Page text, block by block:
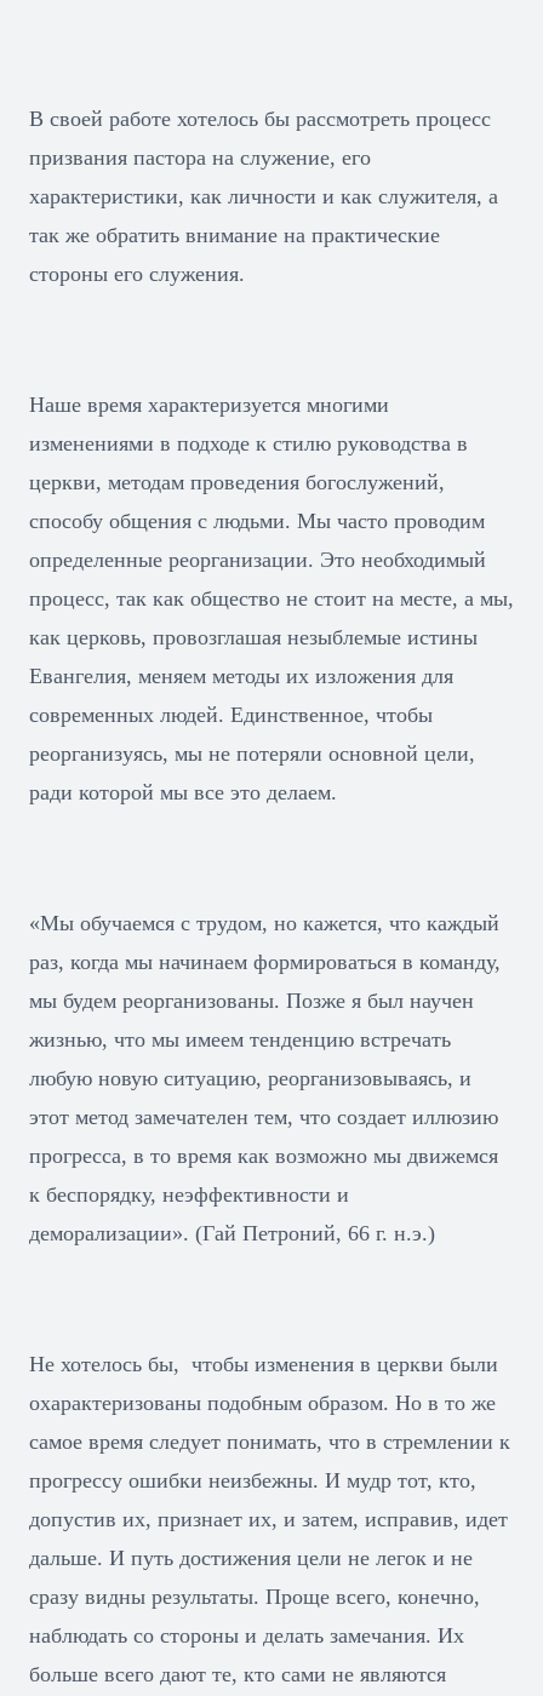
В своей работе хотелось бы рассмотреть процесс
призвания пастора на служение, его
характеристики, как личности и как служителя, а
так же обратить внимание на практические
стороны его служения.
Наше время характеризуется многими
изменениями в подходе к стилю руководства в
церкви, методам проведения богослужений,
способу общения с людьми. Мы часто проводим
определенные реорганизации. Это необходимый
процесс, так как общество не стоит на месте, а мы,
как церковь, провозглашая незыблемые истины
Евангелия, меняем методы их изложения для
современных людей. Единственное, чтобы
реорганизуясь, мы не потеряли основной цели,
ради которой мы все это делаем.
«Мы обучаемся с трудом, но кажется, что каждый
раз, когда мы начинаем формироваться в команду,
мы будем реорганизованы. Позже я был научен
жизнью, что мы имеем тенденцию встречать
любую новую ситуацию, реорганизовываясь, и
этот метод замечателен тем, что создает иллюзию
прогресса, в то время как возможно мы движемся
к беспорядку, неэффективности и
деморализации». (Гай Петроний, 66 г. н.э.)
Не хотелось бы, чтобы изменения в церкви были
охарактеризованы подобным образом. Но в то же
самое время следует понимать, что в стремлении к
прогрессу ошибки неизбежны. И мудр тот, кто,
допустив их, признает их, и затем, исправив, идет
дальше. И путь достижения цели не легок и не
сразу видны результаты. Проще всего, конечно,
наблюдать со стороны и делать замечания. Их
больше всего дают те, кто сами не являются